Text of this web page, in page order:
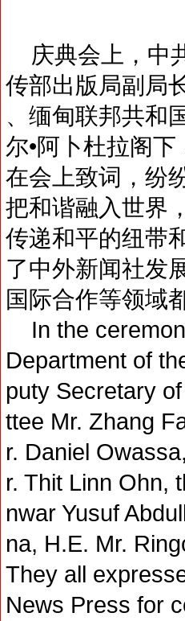
庆典会上，中
传部出版局副局
、缅甸联邦共和
尔•阿卜杜拉阁
在会上致词，纷
把和谐融入世界
传递和平的纽带
了中外新闻社发
国际合作等领域
In the
Department of
puty Secretary
ttee Mr. Zhang
r. Daniel
r. Thit Linn Ohn,
nwar Yusuf
na, H.E. Mr.
They all
News Press for